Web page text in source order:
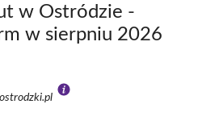
w Ostródzie -
w sierpniu 2026